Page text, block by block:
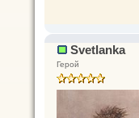
Svetlanka
Герой